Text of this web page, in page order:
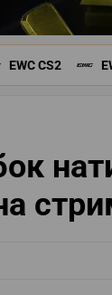
EWC CS2